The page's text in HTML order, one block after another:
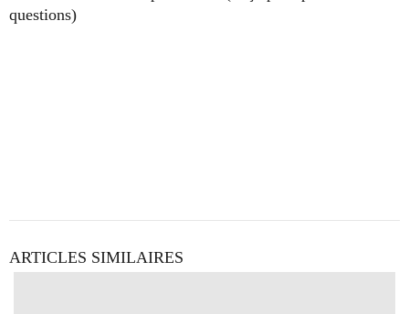
ARTICLES SIMILAIRES